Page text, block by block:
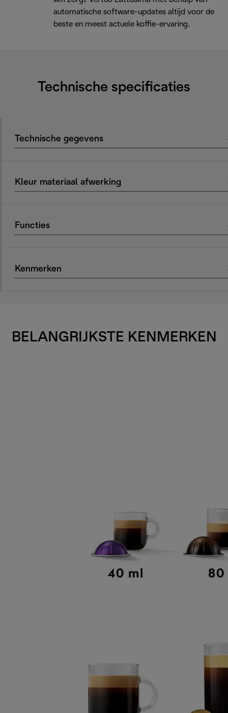
automatische software-updates altijd voor de
beste en meest actuele koffie-ervaring.
Technische specificaties
Technische gegevens
Kleur materiaal afwerking
Functies
Kenmerken
BELANGRIJKSTE KENMERKEN